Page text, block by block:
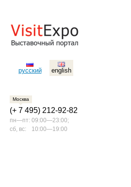
русский english
Москва
(+ 7 495) 212-92-82
пн—пт: 09:00—23:00;
сб, вс:
10:00—19:00